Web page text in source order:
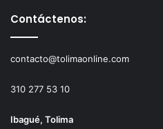
Contáctenos:
contacto@tolimaonline.com
310 277 53 10
Ibagué, Tolima